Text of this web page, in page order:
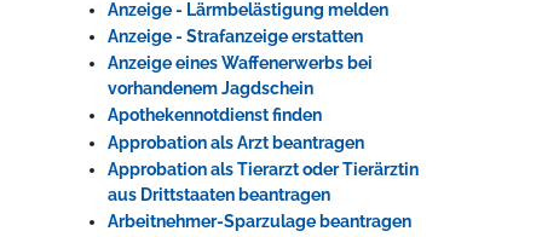
Anzeige - Lärmbelästigung melden
Anzeige - Strafanzeige erstatten
Anzeige eines Waffenerwerbs bei
vorhandenem Jagdschein
Apothekennotdienst finden
Approbation als Arzt beantragen
Approbation als Tierarzt oder Tierärztin
aus Drittstaaten beantragen
Arbeitnehmer-Sparzulage beantragen